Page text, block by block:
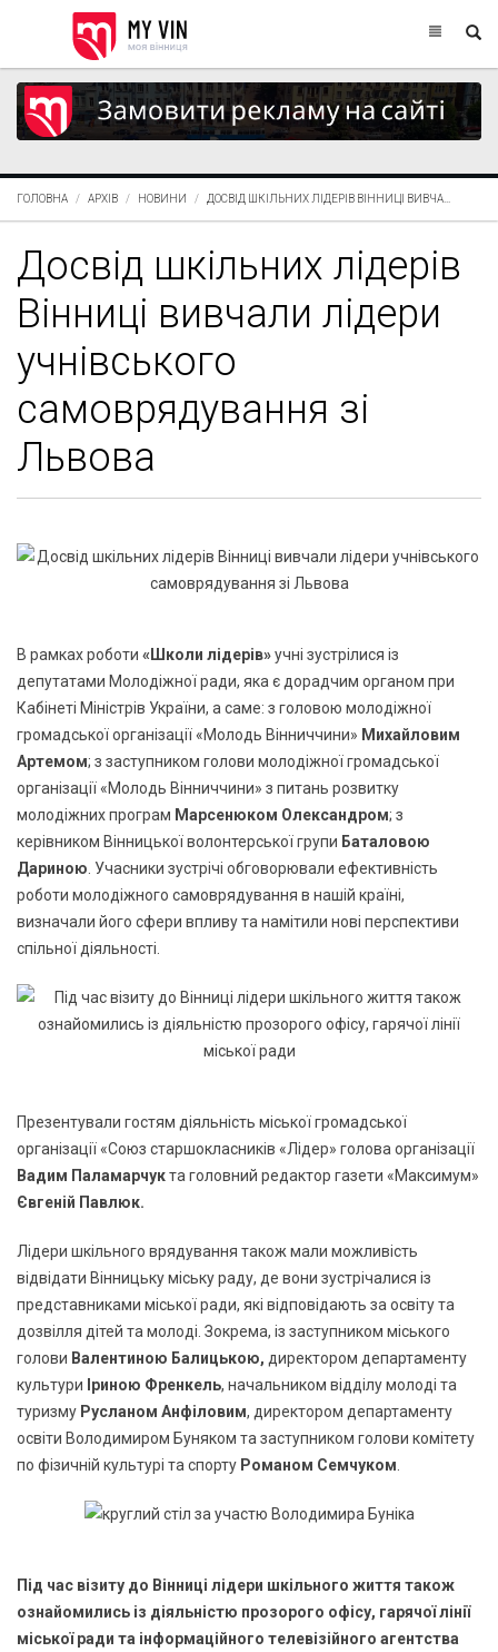
ГОЛОВНА АРХІВ НОВИНИ ДОСВІД ШКІЛЬНИХ ЛІДЕРІВ ВІННИЦІ ВИВЧА...
Досвід шкільних лідерів
Вінниці вивчали лідери
учнівського
самоврядування зі
Львова
В рамках роботи «Школи лідерів»учні зустрілися із
депутатами Молодіжної ради, яка є дорадчим органом при
Кабінеті Міністрів України, а саме: з головою молодіжної
громадської організації «Молодь Вінниччини» Михайловим
Артемом; з заступником голови молодіжної громадської
організації «Молодь Вінниччини» з питань розвитку
молодіжних програм Марсенюком Олександром; з
керівником Вінницької волонтерської групи Баталовою
Дариною . Учасники зустрічі обговорювали ефективність
роботи молодіжного самоврядування в нашій країні,
визначали його сфери впливу та намітили нові перспективи
спільної діяльності.
Презентували гостям діяльність міської громадської
організації «Союз старшокласників «Лідер» голова організації
Вадим Паламарчукта головний редактор газети «Максимум»
Євгеній Павлюк.
Лідери шкільного врядування також мали можливість
відвідати Вінницьку міську раду, де вони зустрічалися із
представниками міської ради, які відповідають за освіту та
дозвілля дітей та молоді. Зокрема, із заступником міського
голови Валентиною Балицькою, директором департаменту
культури Іриною Френкель, начальником відділу молоді та
туризму Русланом Анфіловим, директором департаменту
освіти Володимиром Буняком та заступником голови комітету
по фізичній культурі та спорту Романом Семчуком
Під час візиту до Вінниці лідери шкільного життя також
ознайомились із діяльністю прозорого офісу, гарячої лінії
міської ради та інформаційного телевізійного агентства